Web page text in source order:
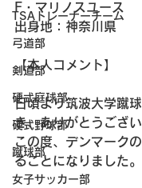
TSAトレーナーチーム
弓道部
剣道部
硬式庭球部
硬式野球部
蹴球部
女子サッカー部
F・マリノスユース
出身地：神奈川県
【本人コメント】
日頃より筑波大学蹴
き、ありがとうござい
この度、デンマーク
ることになりました